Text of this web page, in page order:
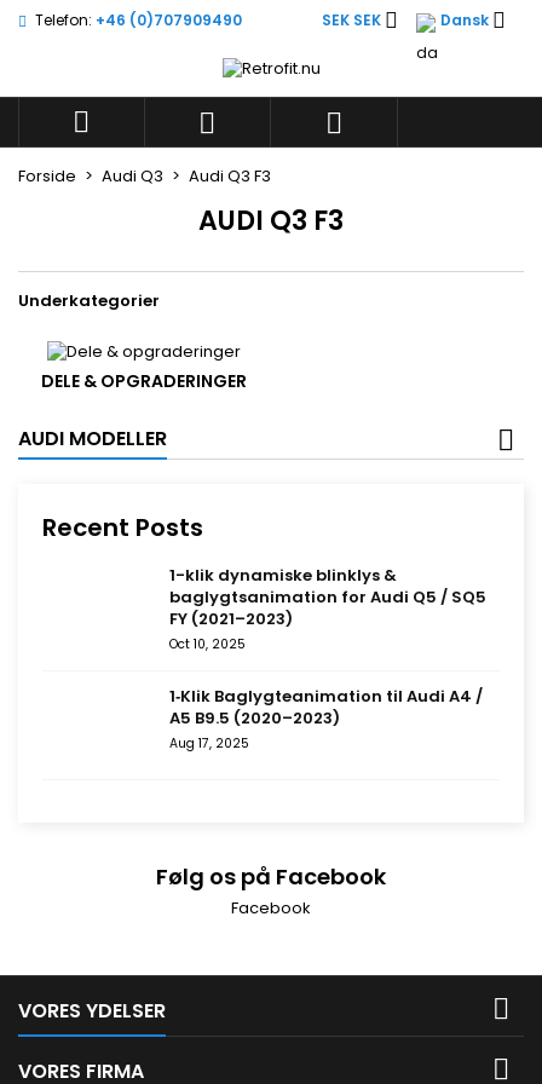
Telefon: +46 (0)707909490 Dansk 
SEK SEK 
  
Forside Audi Q3 Audi Q3 F3
AUDI MODELLER
Recent Posts
1-klik dynamiske blinklys &
baglygtsanimation for Audi Q5 / SQ5
FY (2021–2023)
Oct 10, 2025
1‑Klik Baglygteanimation til Audi A4 /
A5 B9.5 (2020–2023)
Aug 17, 2025
AUDI Q3 F3
Underkategorier
DELE & OPGRADERINGER
Følg os på Facebook
Facebook
VORES YDELSER 
VORES FIRMA 
×
Create new list
×
((confirmMessage))
((cancelText))
×
((label))
((cancelText))
×
Du skal være logget på for at gemme produkter på
din ønskeliste.
((cancelText))